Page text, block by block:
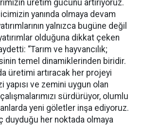
üretim gücünü artırıyoruz.
yanında olmaya devam
yalnızca bugüne değil
olduğuna dikkat çeken
“Tarım ve hayvancılık;
temel dinamiklerinden biridir.
üretimi artıracak her projeyi
yapısı ve zemini uygun olan
sürdürüyor, olumlu
yeni göletler inşa ediyoruz.
duyduğu her noktada olmaya